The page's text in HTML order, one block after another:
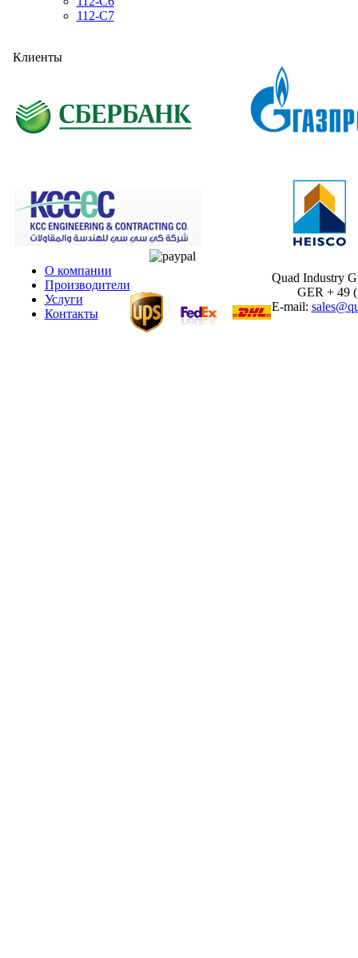
112-C7
Клиенты
О компании
Производители
Услуги
Контакты
Quad Industry
GER + 49
E-mail: